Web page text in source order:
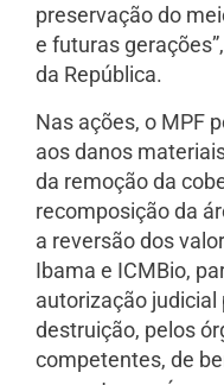
preservação do
e futuras
da República.
Nas ações, o MPF
aos danos
da remoção da
recomposição da
a reversão dos
Ibama e ICMBio,
autorização judicial
destruição, pelos
competentes, de